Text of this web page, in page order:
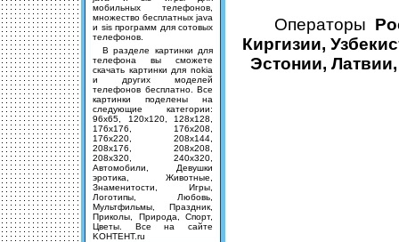
мобильных телефонов,
множество бесплатных java
и sis программ для сотовых
телефонов.
В разделе картинки для
телефона вы сможете
скачать картинки для nokia
и других моделей
телефонов бесплатно. Все
картинки поделены на
следующие категории:
96х65, 120х120, 128х128,
176х176, 176х208,
176х220, 208х144,
208х176, 208х208,
208х320, 240х320,
Автомобили, Девушки
эротика, Животные,
Знаменитости, Игры,
Логотипы, Любовь,
Мультфильмы, Праздник,
Приколы, Природа, Спорт,
Цветы. Все на сайте
KOHTEHT.ru
Операторы
Киргизии,
Эстонии,